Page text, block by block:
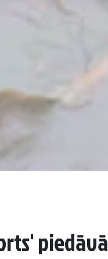
piedāvā